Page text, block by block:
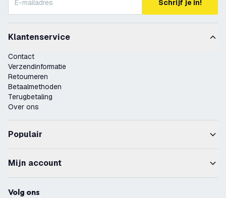
Schrijf je in!
Klantenservice
Contact
Verzendinformatie
Retourneren
Betaalmethoden
Terugbetaling
Over ons
Populair
Mijn account
Volg ons